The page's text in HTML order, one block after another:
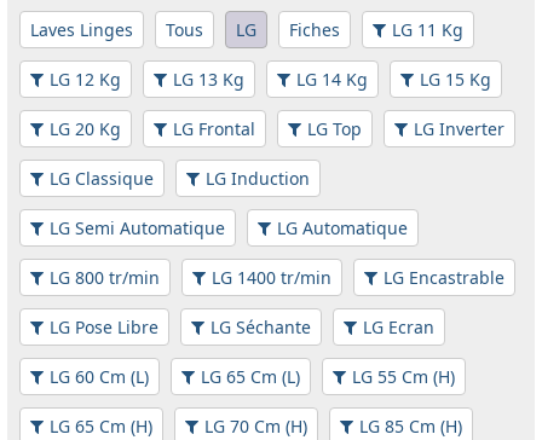
Laves Linges Tous LG Fiches LG 11 Kg
LG 12 Kg LG 13 Kg LG 14 Kg LG 15 Kg
LG 20 Kg LG Frontal LG Top LG Inverter
LG Classique LG Induction
LG Semi Automatique LG Automatique
LG 800 tr/min LG 1400 tr/min LG Encastrable
LG Pose Libre LG Séchante LG Ecran
LG 60 Cm (L) LG 65 Cm (L) LG 55 Cm (H)
LG 65 Cm (H) LG 70 Cm (H) LG 85 Cm (H)